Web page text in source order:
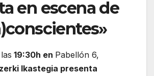
en escena de
19:30h en Pabellón 6,
Ikastegia presenta